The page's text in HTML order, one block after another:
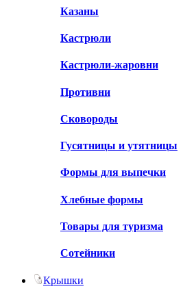
Казаны
Кастрюли
Кастрюли-жаровни
Противни
Сковороды
Гусятницы и утятницы
Формы для выпечки
Хлебные формы
Товары для туризма
Сотейники
Крышки